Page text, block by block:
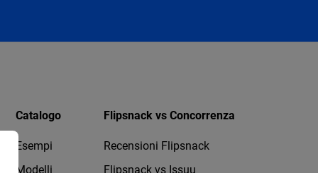
Catalogo
Esempi
Modelli
Flipsnack vs Concorrenza
Recensioni Flipsnack
Flipsnack vs Issuu